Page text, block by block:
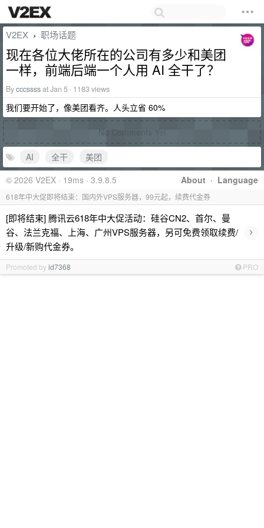
V2EX › 职场话题
现在各位大佬所在的公司有多少和美团
一样，前端后端一个人用 AI 全干了？
Bycccssssat Jan 5 · 1183 views
我们要开始了，像美团看齐。人头立省 60%
No Comments Yet
AI 全干
美团
About · Language
© 2026 V2EX · 19ms · 3.9.8.5
618年中大促即将结束：国内外VPS服务器，99元起，续费代金券
[即将结束] 腾讯云618年中大促活动：硅谷CN2、首尔、曼
谷、法兰克福、上海、广州VPS服务器，另可免费领取续费/
升级/新购代金券。
›
Promoted byid7368 PRO